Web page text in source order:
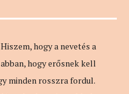
hogy a nevetés a
hogy erősnek kell
minden rosszra fordul.